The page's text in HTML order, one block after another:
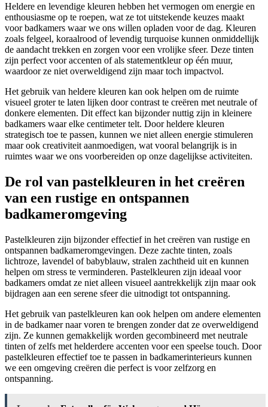
Heldere en levendige kleuren hebben het vermogen om energie en
enthousiasme op te roepen, wat ze tot uitstekende keuzes maakt
voor badkamers waar we ons willen opladen voor de dag. Kleuren
zoals felgeel, koraalrood of levendig turquoise kunnen onmiddellijk
de aandacht trekken en zorgen voor een vrolijke sfeer. Deze tinten
zijn perfect voor accenten of als statementkleur op één muur,
waardoor ze niet overweldigend zijn maar toch impactvol.
Het gebruik van heldere kleuren kan ook helpen om de ruimte
visueel groter te laten lijken door contrast te creëren met neutrale of
donkere elementen. Dit effect kan bijzonder nuttig zijn in kleinere
badkamers waar elke centimeter telt. Door heldere kleuren
strategisch toe te passen, kunnen we niet alleen energie stimuleren
maar ook creativiteit aanmoedigen, wat vooral belangrijk is in
ruimtes waar we ons voorbereiden op onze dagelijkse activiteiten.
De rol van pastelkleuren in het creëren
van een rustige en ontspannen
badkameromgeving
Pastelkleuren zijn bijzonder effectief in het creëren van rustige en
ontspannen badkameromgevingen. Deze zachte tinten, zoals
lichtroze, lavendel of babyblauw, stralen zachtheid uit en kunnen
helpen om stress te verminderen. Pastelkleuren zijn ideaal voor
badkamers omdat ze niet alleen visueel aantrekkelijk zijn maar ook
bijdragen aan een serene sfeer die uitnodigt tot ontspanning.
Het gebruik van pastelkleuren kan ook helpen om andere elementen
in de badkamer naar voren te brengen zonder dat ze overweldigend
zijn. Ze kunnen gemakkelijk worden gecombineerd met neutrale
tinten of zelfs met helderdere accenten voor een speelse touch. Door
pastelkleuren effectief toe te passen in badkamerinterieurs kunnen
we een omgeving creëren die perfect is voor zelfzorg en
ontspanning.